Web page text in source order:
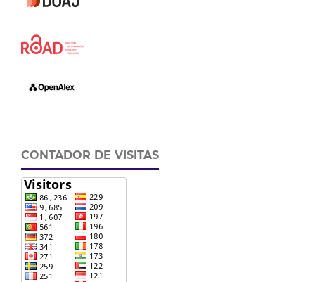
CONTADOR DE VISITAS